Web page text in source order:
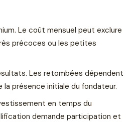
Le coût mensuel peut exclure
précoces ou les petites
Les retombées dépendent
présence initiale du fondateur.
en temps du
demande participation et